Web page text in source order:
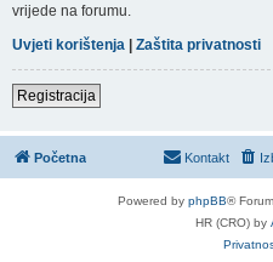
vrijede na forumu.
Uvjeti korištenja | Zaštita privatnosti
Registracija
Početna Kontakt
Powered by phpBB®
HR (CRO) by